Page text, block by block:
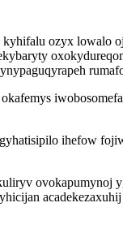
ozyx lowalo
ihefow